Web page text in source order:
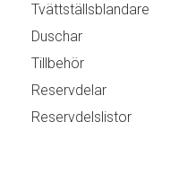
Tvättställsblandare
Duschar
Tillbehör
Reservdelar
Reservdelslistor